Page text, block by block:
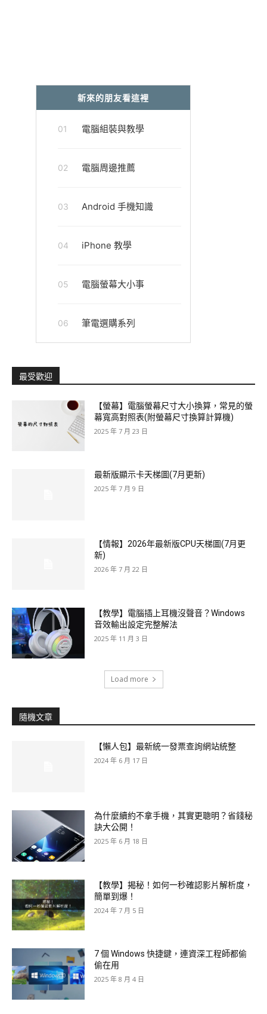
新來的朋友看這裡
01 電腦組裝與教學
02 電腦周邊推薦
03 Android 手機知識
04 iPhone 教學
05 電腦螢幕大小事
06 筆電選購系列
最受歡迎
【螢幕】電腦螢幕尺寸大小換算，常見的螢
幕寬高對照表(附螢幕尺寸換算計算機)
2025 年 7 月 23 日
最新版顯示卡天梯圖(7月更新)
2025 年 7 月 9 日
【情報】2026年最新版CPU天梯圖(7月更
新)
2026 年 7 月 22 日
【教學】電腦插上耳機沒聲音？Windows
音效輸出設定完整解法
2025 年 11 月 3 日
Load more
隨機文章
【懶人包】最新統一發票查詢網站統整
2024 年 6 月 17 日
為什麼續約不拿手機，其實更聰明？省錢秘
訣大公開！
2025 年 6 月 18 日
【教學】揭秘！如何一秒確認影片解析度，
簡單到爆！
2024 年 7 月 5 日
7 個 Windows 快捷鍵，連資深工程師都偷
偷在用
2025 年 8 月 4 日